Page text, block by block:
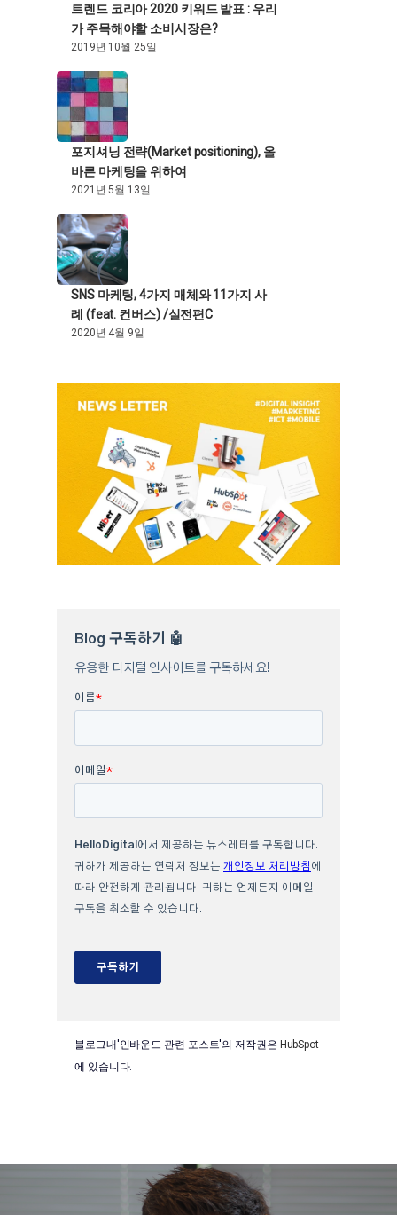
트렌드 코리아 2020 키워드 발표 : 우리
가 주목해야할 소비시장은?
2019년 10월 25일
포지셔닝 전략(Market positioning), 올
바른 마케팅을 위하여
2021년 5월 13일
SNS 마케팅, 4가지 매체와 11가지 사
례 (feat. 컨버스) /실전편C
2020년 4월 9일
블로그내'인바운드 관련 포스트'의 저작권은 HubSpot
에 있습니다.